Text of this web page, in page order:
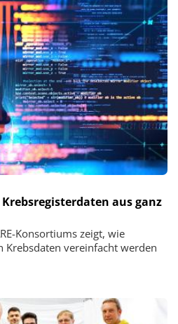
aus ganz
Konsortiums zeigt, wie
Krebsdaten vereinfacht werden